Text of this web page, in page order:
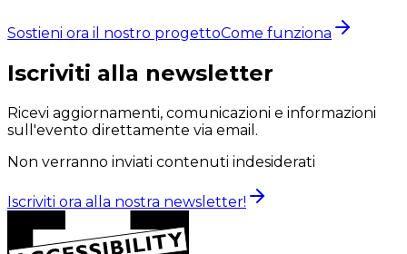
Sostieni ora il nostro progettoCome funziona
Iscriviti alla newsletter
Ricevi aggiornamenti, comunicazioni e informazioni
sull'evento direttamente via email.
Non verranno inviati contenuti indesiderati
Iscriviti ora alla nostra newsletter!